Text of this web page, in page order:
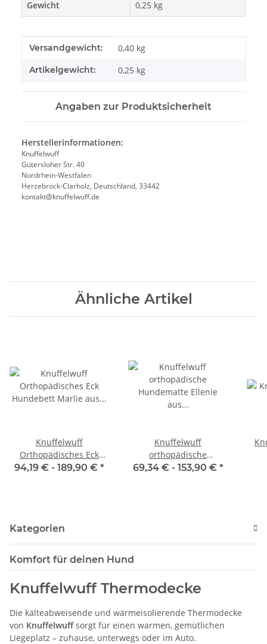
Gewicht 0,25 kg
Produkteigenschaft
Wert
Versandgewicht: 0,40 kg
Artikelgewicht: 0,25 kg
Angaben zur Produktsicherheit
Herstellerinformationen:
Knuffelwuff
Gütersloher Str. 40
Nordrhein-Westfalen
Herzebrock-Clarholz, Deutschland, 33442
kontakt@knuffelwuff.de
Ähnliche Artikel
Knuffelwuff
Orthopädisches Eck
Hundebett Marlie aus
94,19 € - 189,90 € *
Knuffelwuff
orthopädische
Hundematte Ellenie aus
69,34 € - 153,90 € *
Kategorien
Komfort für deinen Hund
Knuffelwuff Thermodecke
Die kälteabweisende und wärmeisolierende Thermodecke
von Knuffelwuffsorgt für einen warmen, gemütlichen
Liegeplatz – zuhause, unterwegs oder im Auto.